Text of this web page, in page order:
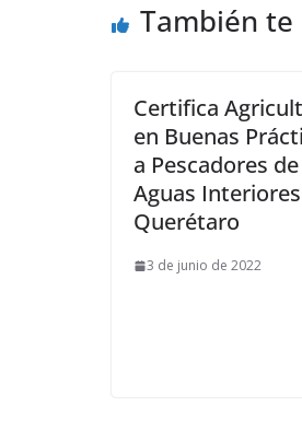
También
Certifica
en Buenas
a Pescadores de
Aguas
Querétaro
3 de junio de 2022